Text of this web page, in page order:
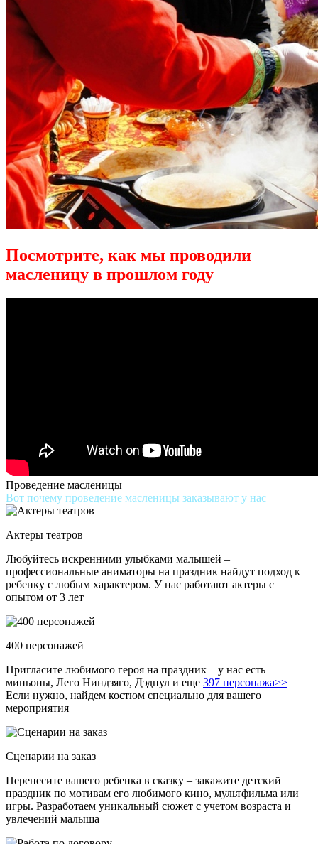
Посмотрите, как мы проводили
масленицу в прошлом году
Проведение масленицы
Вот почему проведение масленицы заказывают у нас
Актеры театров
Любуйтесь искренними улыбками малышей –
профессиональные аниматоры на праздник найдут подход к
ребенку с любым характером. У нас работают актеры с
опытом от 3 лет
400 персонажей
Пригласите любимого героя на праздник – у нас есть
миньоны, Лего Ниндзяго, Дэдпул и еще 397 персонажа>>
Если нужно, найдем костюм специально для вашего
мероприятия
Сценарии на заказ
Перенесите вашего ребенка в сказку – закажите детский
праздник по мотивам его любимого кино, мультфильма или
игры. Разработаем уникальный сюжет с учетом возраста и
увлечений малыша